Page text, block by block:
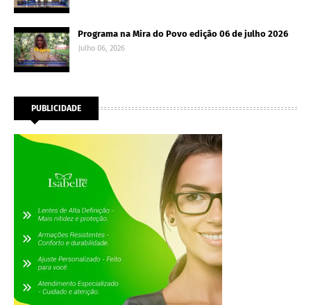
Programa na Mira do Povo edição 06 de julho 2026
Julho 06, 2026
PUBLICIDADE